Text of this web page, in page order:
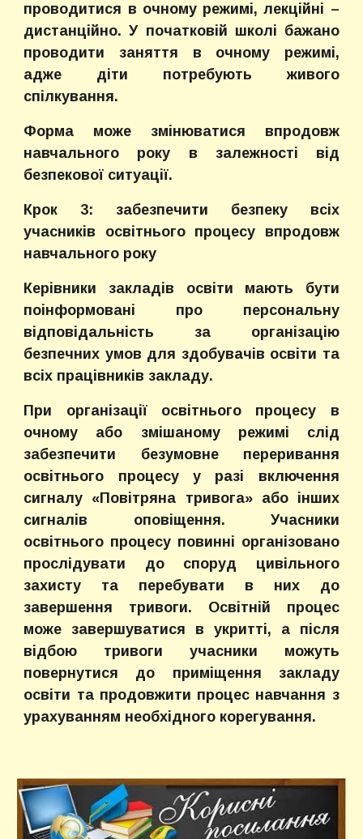
проводитися в очному режимі, лекційні –
дистанційно. У початковій школі бажано
проводити заняття в очному режимі,
адже діти потребують живого
спілкування.
Форма може змінюватися впродовж
навчального року в залежності від
безпекової ситуації.
Крок 3: забезпечити безпеку всіх
учасників освітнього процесу впродовж
навчального року
Керівники закладів освіти мають бути
поінформовані про персональну
відповідальність за організацію
безпечних умов для здобувачів освіти та
всіх працівників закладу.
При організації освітнього процесу в
очному або змішаному режимі слід
забезпечити безумовне переривання
освітнього процесу у разі включення
сигналу «Повітряна тривога» або інших
сигналів оповіщення. Учасники
освітнього процесу повинні організовано
прослідувати до споруд цивільного
захисту та перебувати в них до
завершення тривоги. Освітній процес
може завершуватися в укритті, а після
відбою тривоги учасники можуть
повернутися до приміщення закладу
освіти та продовжити процес навчання з
урахуванням необхідного корегування.